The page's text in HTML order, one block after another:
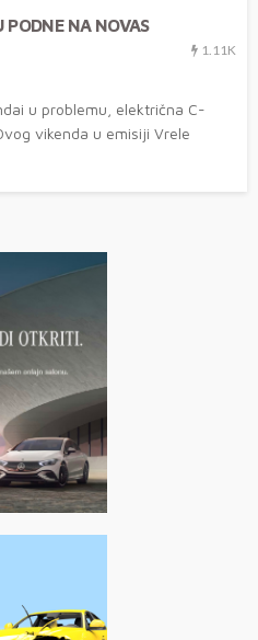
PODNE NA NOVAS
1.11K
u problemu, električna C-
vikenda u emisiji Vrele